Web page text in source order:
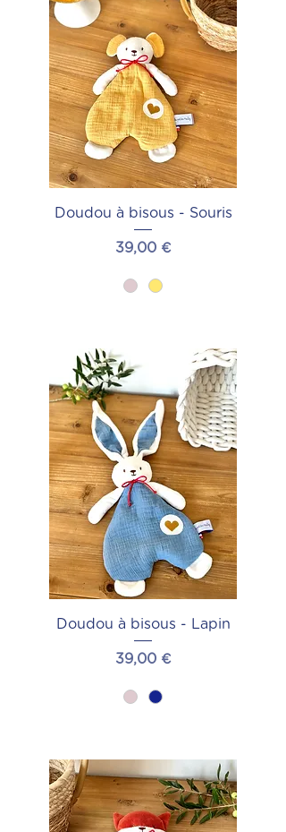
Doudou à bisous - Souris
Prix
39,00 €
Doudou à bisous - Lapin
Prix
39,00 €